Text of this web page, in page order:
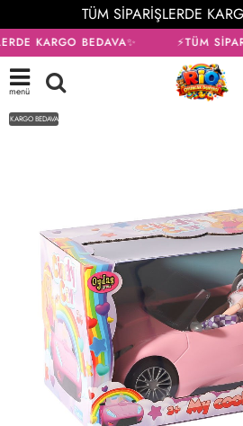
TÜM SİPARİŞLERDE
KARGO BEDAVA✨ ⚡TÜM
menü
KARGO BEDAVA